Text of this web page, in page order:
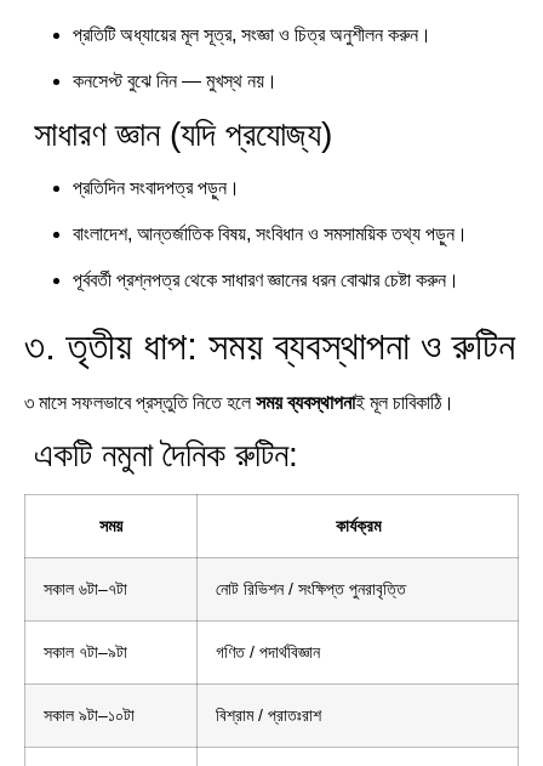
প্রতিটি অধ্যায়ের মূল সূত্র, সংজ্ঞা ও চিত্র অনুশীলন করুন।
কনসেপ্ট বুঝে নিন — মুখস্থ নয়।
সাধারণ জ্ঞান (যদি প্রযোজ্য)
প্রতিদিন সংবাদপত্র পড়ুন।
বাংলাদেশ, আন্তর্জাতিক বিষয়, সংবিধান ও সমসাময়িক তথ্য পড়ুন।
পূর্ববর্তী প্রশ্নপত্র থেকে সাধারণ জ্ঞানের ধরন বোঝার চেষ্টা করুন।
৩. তৃতীয় ধাপ: সময় ব্যবস্থাপনা ও রুটিন
৩ মাসে সফলভাবে প্রস্তুতি নিতে হলেসময় ব্যবস্থাপনাই মূল চাবিকাঠি।
একটি নমুনা দৈনিক রুটিন:
সময় কার্যক্রম
সকাল ৬টা–৭টা নোট রিভিশন / সংক্ষিপ্ত পুনরাবৃত্তি
সকাল ৭টা–৯টা গণিত / পদার্থবিজ্ঞান
সকাল ৯টা–১০টা বিশ্রাম / প্রাতঃরাশ